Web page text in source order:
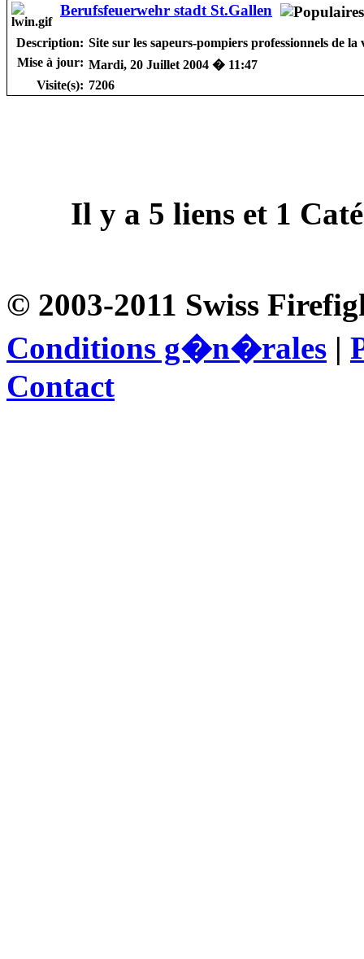
Berufsfeuerwehr stadt St.Gallen
Description: Site sur les sapeurs-pompiers professionnels de
Mise à jour: Mardi, 20 Juillet 2004 � 11:47
Visite(s): 7206
Il y a 5 liens et 1
© 2003-2011 Swiss
Conditions g�n�rales |
Contact